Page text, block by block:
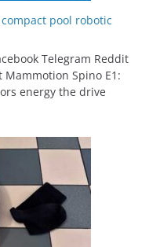
pool robotic
Telegram Reddit
Spino E1:
energy the drive